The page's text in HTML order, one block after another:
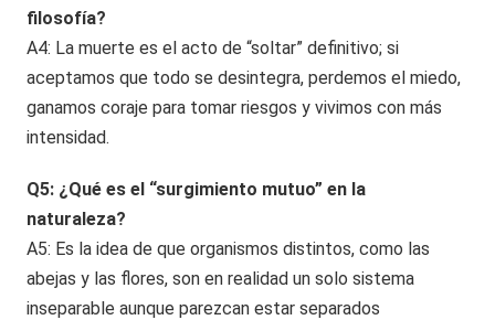
filosofía?
A4: La muerte es el acto de “soltar” definitivo; si
aceptamos que todo se desintegra, perdemos el miedo,
ganamos coraje para tomar riesgos y vivimos con más
intensidad.
Q5: ¿Qué es el “surgimiento mutuo” en la
naturaleza?
A5: Es la idea de que organismos distintos, como las
abejas y las flores, son en realidad un solo sistema
inseparable aunque parezcan estar separados